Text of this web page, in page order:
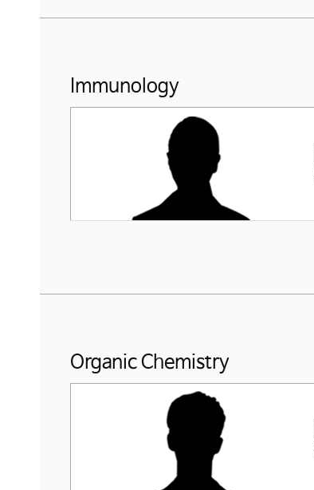
Immunology
Organic Chemistry